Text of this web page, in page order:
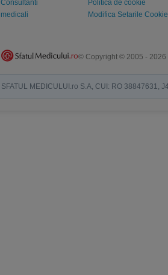
Consultanti
medicali
Politica de cookie
Modifica Setarile Cookie
© Copyright © 2005 - 2026
SFATUL MEDICULUI.ro S.A, CUI: RO 38847631,